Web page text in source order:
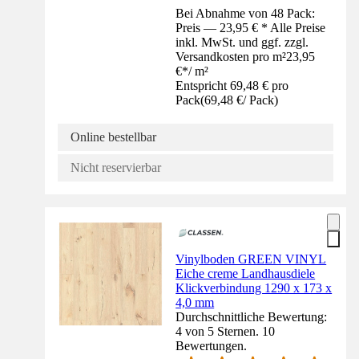
Bei Abnahme von 48 Pack:
Preis — 23,95 € * Alle Preise
inkl. MwSt. und ggf. zzgl.
Versandkosten pro m²23,95
€*/ m²
Entspricht 69,48 € pro
Pack(69,48 €/ Pack)
Online bestellbar
Nicht reservierbar
Vinylboden GREEN VINYL
Eiche creme Landhausdiele
Klickverbindung 1290 x 173 x
4,0 mm
Durchschnittliche Bewertung:
4 von 5 Sternen. 10
Bewertungen.